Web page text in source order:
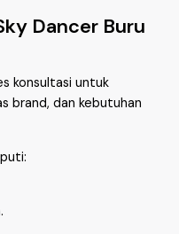
Dancer Buru
konsultasi untuk
brand, dan kebutuhan